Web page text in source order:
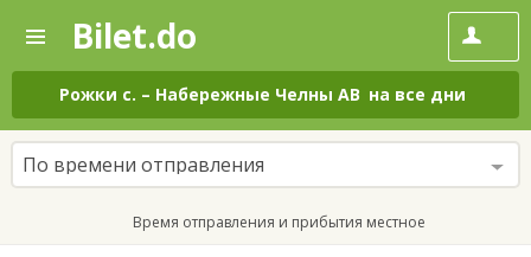
—
Поиск
и
покупка
билетов
на
автобус
онлайн
Bilet.do
Рожки с. – Набережные Челны АВ на все дни
По времени отправления
Время отправления и прибытия местное